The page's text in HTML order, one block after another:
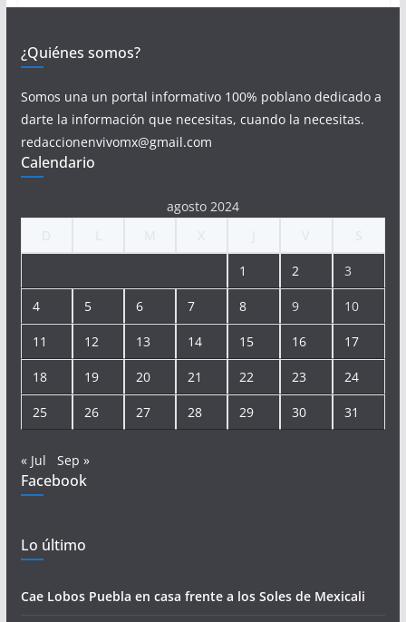
¿Quiénes somos?
Somos una un portal informativo 100% poblano dedicado a
darte la información que necesitas, cuando la necesitas.
redaccionenvivomx@gmail.com
Calendario
agosto 2024
1 2 3
4 5 6 7 8 9 10
11 12 13 14 15 16 17
18 19 20 21 22 23 24
25 26 27 28 29 30 31
« Jul Sep »
Facebook
Lo último
Cae Lobos Puebla en casa frente a los Soles de Mexicali